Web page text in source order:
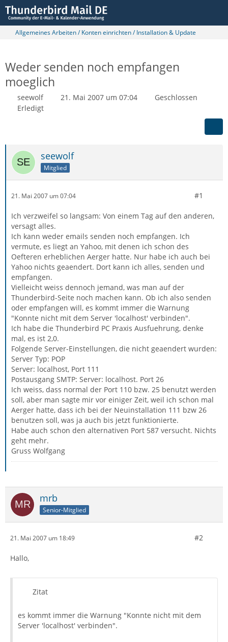
Allgemeines Arbeiten / Konten einrichten / Installation & Update
Weder senden noch empfangen
moeglich
seewolf 21. Mai 2007 um 07:04
Geschlossen
Erledigt
seewolf
Mitglied
21. Mai 2007 um 07:04 #1
Ich verzweifel so langsam: Von einem Tag auf den anderen,
versagt alles.
Ich kann weder emails senden noch empfangen. Ich
vermute, es liegt an Yahoo, mit denen ich schon des
Oefteren erheblichen Aerger hatte. Nur habe ich auch bei
Yahoo nichts geaendert. Dort kann ich alles, senden und
empfangen.
Vielleicht weiss dennoch jemand, was man auf der
Thunderbird-Seite noch machen kann. Ob ich also senden
oder empfangen will, es kommt immer die Warnung
"Konnte nicht mit dem Server 'localhost' verbinden".
Ich habe die Thunderbird PC Praxis Ausfuehrung, denke
mal, es ist 2,0.
Folgende Server-Einstellungen, die nicht geaendert wurden:
Server Typ: POP
Server: localhost, Port 111
Postausgang SMTP: Server: localhost. Port 26
Ich weiss, dass normal der Port 110 bzw. 25 benutzt werden
soll, aber man sagte mir vor einiger Zeit, weil ich schon mal
Aerger hatte, dass ich bei der Neuinstallation 111 bzw 26
benutzen soll, was ja auch bis jetzt funktionierte.
Habe auch schon den alternativen Port 587 versucht. Nichts
geht mehr.
Gruss Wolfgang
mrb
Senior-Mitglied
21. Mai 2007 um 18:49 #2
Hallo,
Zitat
es kommt immer die Warnung "Konnte nicht mit dem
Server 'localhost' verbinden".